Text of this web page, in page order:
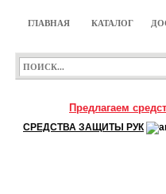
ГЛАВНАЯ КАТАЛОГ
Предлагаем
СРЕДСТВА ЗАЩИТЫ РУК